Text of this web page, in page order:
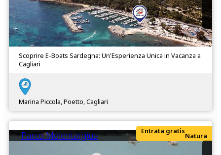
Scoprire E-Boats Sardegna: Un'Esperienza Unica in Vacanza a
Cagliari
Marina Piccola, Poetto, Cagliari
Parco Molentargius Entrata gratis
Natura